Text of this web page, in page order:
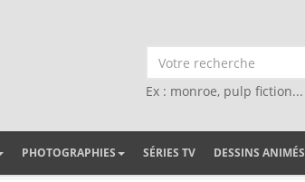
Ex : monroe, pulp fiction...
PHOTOGRAPHIES SÉRIES TV DESSINS ANIMÉS